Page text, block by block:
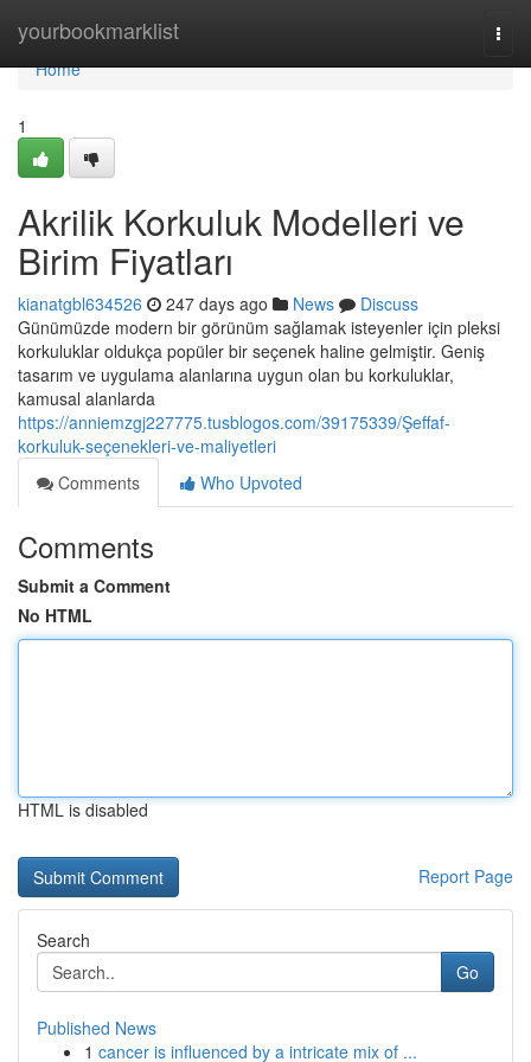
yourbookmarklist
Home
Home
1
Akrilik Korkuluk Modelleri ve
Birim Fiyatları
kianatgbl634526 247 days ago News
Discuss
Günümüzde modern bir görünüm sağlamak isteyenler için pleksi
korkuluklar oldukça popüler bir seçenek haline gelmiştir. Geniş
tasarım ve uygulama alanlarına uygun olan bu korkuluklar,
kamusal alanlarda
https://anniemzgj227775.tusblogos.com/39175339/Şeffaf-
korkuluk-seçenekleri-ve-maliyetleri
Comments
Who Upvoted
Comments
Submit a Comment
No HTML
HTML is disabled
Report Page
Search
Go
Published News
1 cancer is influenced by a intricate mix of ...